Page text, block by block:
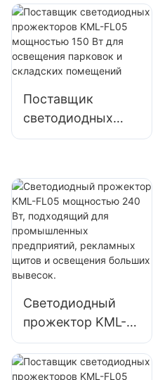
KML-FL05
мощностью 50 Вт
для наружного
освещения
открытых
пространств
Поставщик
светодиодных
прожекторов
мощностью 150
Вт для освещения
парковок и
складских
помещений
Светодиодный
прожектор KML-
FL05 мощностью
240 Вт,